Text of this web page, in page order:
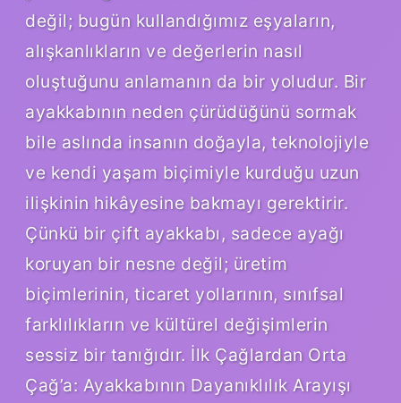
değil; bugün kullandığımız eşyaların,
alışkanlıkların ve değerlerin nasıl
oluştuğunu anlamanın da bir yoludur. Bir
ayakkabının neden çürüdüğünü sormak
bile aslında insanın doğayla, teknolojiyle
ve kendi yaşam biçimiyle kurduğu uzun
ilişkinin hikâyesine bakmayı gerektirir.
Çünkü bir çift ayakkabı, sadece ayağı
koruyan bir nesne değil; üretim
biçimlerinin, ticaret yollarının, sınıfsal
farklılıkların ve kültürel değişimlerin
sessiz bir tanığıdır. İlk Çağlardan Orta
Çağ’a: Ayakkabının Dayanıklılık Arayışı